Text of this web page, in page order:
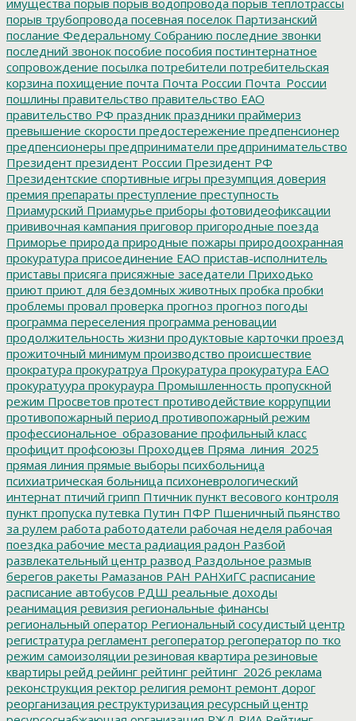
порыв трубопровода посевная поселок Партизанский
послание Федеральному Собранию последние звонки
последний звонок пособие пособия постинтернатное
сопровождение посылка потребители потребительская
корзина похищение почта Почта России Почта_России
пошлины правительство правительство ЕАО
правительство РФ праздник праздники праймериз
превышение скорости предостережение предпенсионер
предпенсионеры предприниматели предпринимательство
Президент президент России Президент РФ
Президентские спортивные игры презумпция доверия
премия препараты преступление преступность
Приамурский Приамурье приборы фотовидеофиксации
прививочная кампания приговор пригородные поезда
Приморье природа природные пожары природоохранная
прокуратура присоединение ЕАО пристав-исполнитель
приставы присяга присяжные заседатели Приходько
приют приют для бездомных животных пробка пробки
проблемы провал проверка прогноз прогноз погоды
программа переселения программа реновации
продолжительность жизни продуктовые карточки проезд
прожиточный минимум производство происшествие
прократура прокуратруа Прокуратура прокуратура ЕАО
прокуратуура прокураура Промышленность пропускной
режим Просветов протест противодействие коррупции
противопожарный период противопожарный режим
профессиональное_образование профильный класс
профицит профсоюзы Проходцев Пряма_линия_2025
прямая линия прямые выборы психбольница
психиатрическая больница психоневрологический
интернат птичий грипп Птичник пункт весового контроля
пункт пропуска путевка Путин ПФР Пшеничный пьянство
за рулем работа работодатели рабочая неделя рабочая
поездка рабочие места радиация радон Разбой
развлекательный центр развод Раздольное размыв
берегов ракеты Рамазанов РАН РАНХиГС расписание
расписание автобусов РДШ реальные доходы
реанимация ревизия региональные финансы
региональный оператор Региональный сосудистый центр
регистратура регламент регоператор регоператор по тко
режим самоизоляции резиновая квартира резиновые
квартиры рейд рейинг рейтинг рейтинг_2026 реклама
реконструкция ректор религия ремонт ремонт дорог
реорганизация реструктуризация ресурсный центр